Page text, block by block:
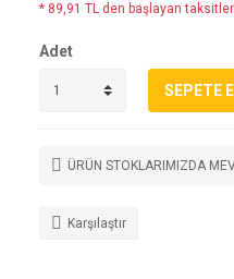
* 89,91 TL den başlayan
Adet
SEPETE
ÜRÜN STOKLARIMIZDA
Karşılaştır